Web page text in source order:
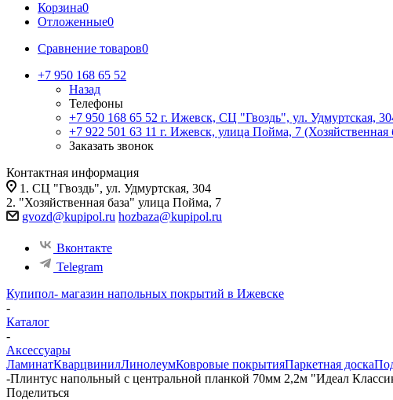
Корзина0
Отложенные0
Сравнение товаров0
+7 950 168 65 52
Назад
Телефоны
+7 950 168 65 52 г. Ижевск, СЦ "Гвоздь", ул. Удмуртская,
+7 922 501 63 11 г. Ижевск, улица Пойма, 7 (Хозяйственная
Заказать звонок
Контактная информация
1. СЦ "Гвоздь", ул. Удмуртская, 304
2. "Хозяйственная база" улица Пойма, 7
gvozd@kupipol.ru hozbaza@kupipol.ru
Вконтакте
Telegram
Купипол- магазин напольных покрытий в Ижевске
-
Каталог
-
Аксессуары
ЛаминатКварцвинилЛинолеумКовровые покрытияПаркетная доска
-Плинтус напольный с центральной планкой 70мм 2,2м "Идеал
Поделиться